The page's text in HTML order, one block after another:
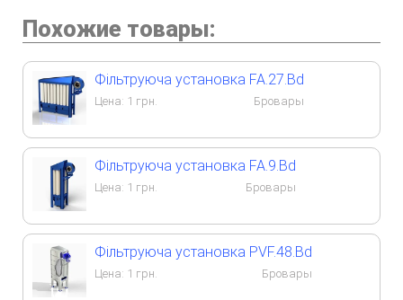
Похожие товары:
Фільтруюча установка FA.27.Bd
Цена: 1 грн. Бровары
Фільтруюча установка FA.9.Bd
Цена: 1 грн. Бровары
Фільтруюча установка PVF.48.Bd
Цена: 1 грн. Бровары